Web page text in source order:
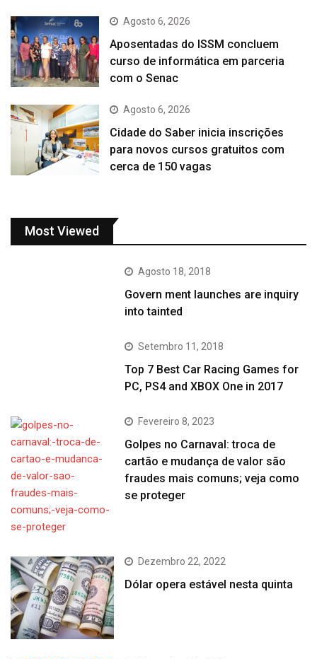
Agosto 6, 2026
Aposentadas do ISSM concluem
curso de informática em parceria
com o Senac
Agosto 6, 2026
Cidade do Saber inicia inscrições
para novos cursos gratuitos com
cerca de 150 vagas
Most Viewed
Agosto 18, 2018
Govern ment launches are inquiry
into tainted
Setembro 11, 2018
Top 7 Best Car Racing Games for
PC, PS4 and XBOX One in 2017
Fevereiro 8, 2023
Golpes no Carnaval: troca de
cartão e mudança de valor são
fraudes mais comuns; veja como
se proteger
Dezembro 22, 2022
Dólar opera estável nesta quinta